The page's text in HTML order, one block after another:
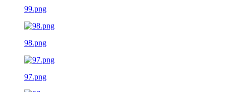
99.png
98.png
97.png